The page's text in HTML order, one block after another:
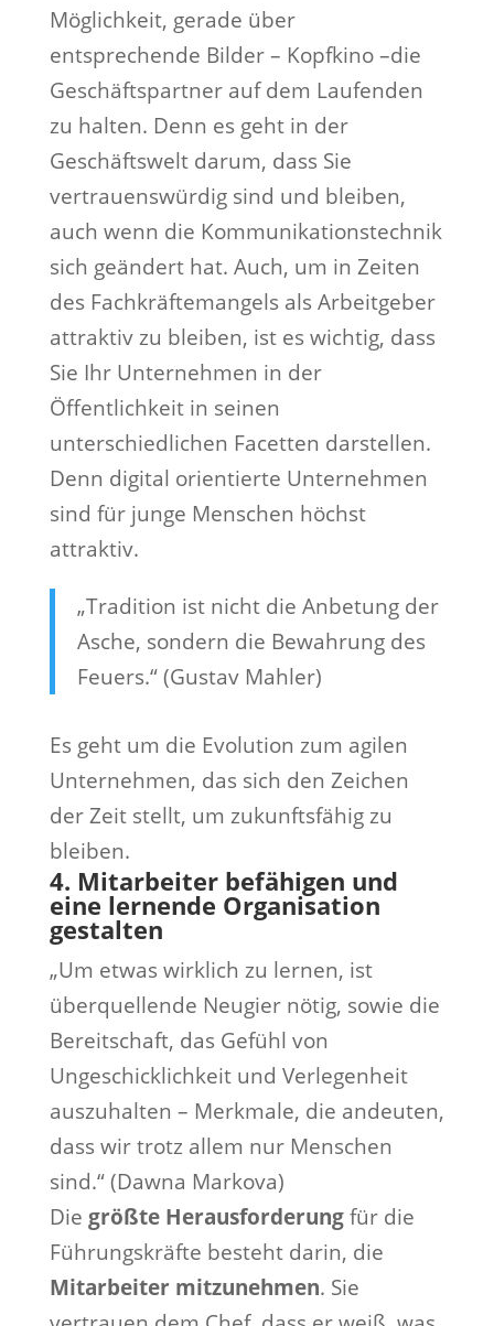
Möglichkeit, gerade über
entsprechende Bilder – Kopfkino –die
Geschäftspartner auf dem Laufenden
zu halten. Denn es geht in der
Geschäftswelt darum, dass Sie
vertrauenswürdig sind und bleiben,
auch wenn die Kommunikationstechnik
sich geändert hat. Auch, um in Zeiten
des Fachkräftemangels als Arbeitgeber
attraktiv zu bleiben, ist es wichtig, dass
Sie Ihr Unternehmen in der
Öffentlichkeit in seinen
unterschiedlichen Facetten darstellen.
Denn digital orientierte Unternehmen
sind für junge Menschen höchst
attraktiv.
„Tradition ist nicht die Anbetung der
Asche, sondern die Bewahrung des
Feuers.“ (Gustav Mahler)
Es geht um die Evolution zum agilen
Unternehmen, das sich den Zeichen
der Zeit stellt, um zukunftsfähig zu
bleiben.
4. Mitarbeiter befähigen und
eine lernende Organisation
gestalten
„Um etwas wirklich zu lernen, ist
überquellende Neugier nötig, sowie die
Bereitschaft, das Gefühl von
Ungeschicklichkeit und Verlegenheit
auszuhalten – Merkmale, die andeuten,
dass wir trotz allem nur Menschen
sind.“ (Dawna Markova)
Die größte Herausforderungfür die
Führungskräfte besteht darin, die
Mitarbeiter mitzunehmen. Sie